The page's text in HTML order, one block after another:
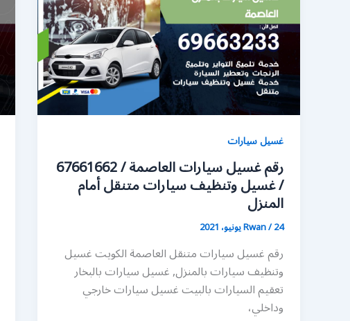
غسيل سيارات
رقم غسيل سيارات العاصمة / 67661662
/ غسيل وتنظيف سيارات متنقل أمام
المنزل
Rwan/24 يونيو، 2021
رقم غسيل سيارات متنقل العاصمة الكويت غسيل
وتنظيف سيارات بالمنزل, غسيل سيارات بالبخار
تعقيم السيارات بالبيت غسيل سيارات خارجي
وداخلي،